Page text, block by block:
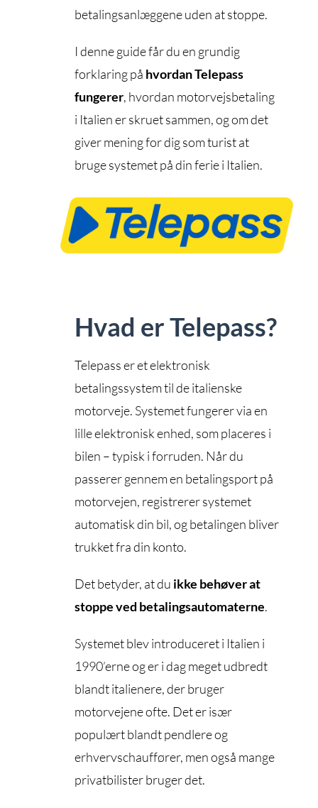
betalingsanlæggene uden at stoppe.
I denne guide får du en grundig
forklaring på hvordan Telepass
fungerer, hvordan motorvejsbetaling
i Italien er skruet sammen, og om det
giver mening for dig som turist at
bruge systemet på din ferie i Italien.
Hvad er Telepass?
Telepass er et elektronisk
betalingssystem til de italienske
motorveje. Systemet fungerer via en
lille elektronisk enhed, som placeres i
bilen – typisk i forruden. Når du
passerer gennem en betalingsport på
motorvejen, registrerer systemet
automatisk din bil, og betalingen bliver
trukket fra din konto.
Det betyder, at du ikke behøver at
stoppe ved betalingsautomaterne.
Systemet blev introduceret i Italien i
1990’erne og er i dag meget udbredt
blandt italienere, der bruger
motorvejene ofte. Det er især
populært blandt pendlere og
erhvervschauffører, men også mange
privatbilister bruger det.